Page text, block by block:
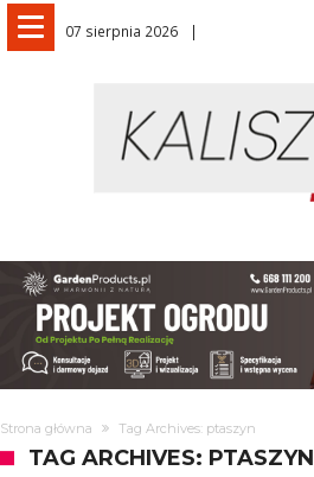
07 sierpnia 2026
Strona główna Tag Archives: ptaszyn
TAG ARCHIVES: PTASZYN